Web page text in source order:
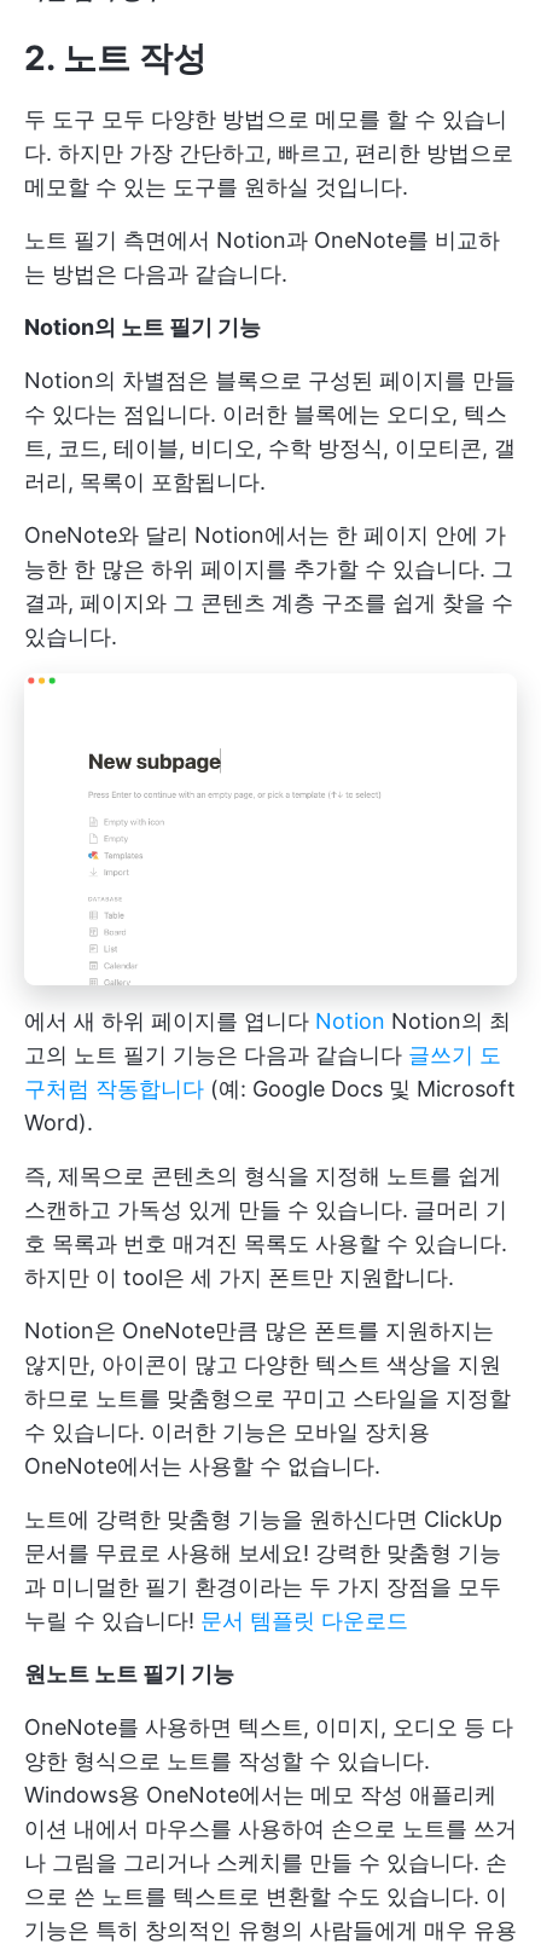
2. 노트 작성
두 도구 모두 다양한 방법으로 메모를 할 수 있습니
다. 하지만 가장 간단하고, 빠르고, 편리한 방법으로
메모할 수 있는 도구를 원하실 것입니다.
노트 필기 측면에서 Notion과 OneNote를 비교하
는 방법은 다음과 같습니다.
Notion의 노트 필기 기능
Notion의 차별점은 블록으로 구성된 페이지를 만들
수 있다는 점입니다. 이러한 블록에는 오디오, 텍스
트, 코드, 테이블, 비디오, 수학 방정식, 이모티콘, 갤
러리, 목록이 포함됩니다.
OneNote와 달리 Notion에서는 한 페이지 안에 가
능한 한 많은 하위 페이지를 추가할 수 있습니다. 그
결과, 페이지와 그 콘텐츠 계층 구조를 쉽게 찾을 수
있습니다.
에서 새 하위 페이지를 엽니다 Notion Notion의 최
고의 노트 필기 기능은 다음과 같습니다 글쓰기 도
구처럼 작동합니다 (예: Google Docs 및 Microsoft
Word).
즉, 제목으로 콘텐츠의 형식을 지정해 노트를 쉽게
스캔하고 가독성 있게 만들 수 있습니다. 글머리 기
호 목록과 번호 매겨진 목록도 사용할 수 있습니다.
하지만 이 tool은 세 가지 폰트만 지원합니다.
Notion은 OneNote만큼 많은 폰트를 지원하지는
않지만, 아이콘이 많고 다양한 텍스트 색상을 지원
하므로 노트를 맞춤형으로 꾸미고 스타일을 지정할
수 있습니다. 이러한 기능은 모바일 장치용
OneNote에서는 사용할 수 없습니다.
노트에 강력한 맞춤형 기능을 원하신다면 ClickUp
문서를 무료로 사용해 보세요! 강력한 맞춤형 기능
과 미니멀한 필기 환경이라는 두 가지 장점을 모두
누릴 수 있습니다! 문서 템플릿 다운로드
원노트 노트 필기 기능
OneNote를 사용하면 텍스트, 이미지, 오디오 등 다
양한 형식으로 노트를 작성할 수 있습니다.
Windows용 OneNote에서는 메모 작성 애플리케
이션 내에서 마우스를 사용하여 손으로 노트를 쓰거
나 그림을 그리거나 스케치를 만들 수 있습니다. 손
으로 쓴 노트를 텍스트로 변환할 수도 있습니다. 이
기능은 특히 창의적인 유형의 사람들에게 매우 유용